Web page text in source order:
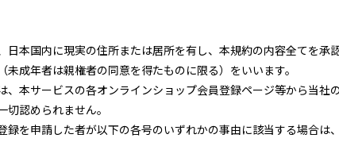
日本国内に現実の住所または居所を有し、本規約の内容全てを
未成年者は親権者の同意を得たものに限る）をいいます。
、本サービスの各オンラインショップ会員登録ページ等から当
切認められません。
録を申請した者が以下の各号のいずれかの事由に該当する場合